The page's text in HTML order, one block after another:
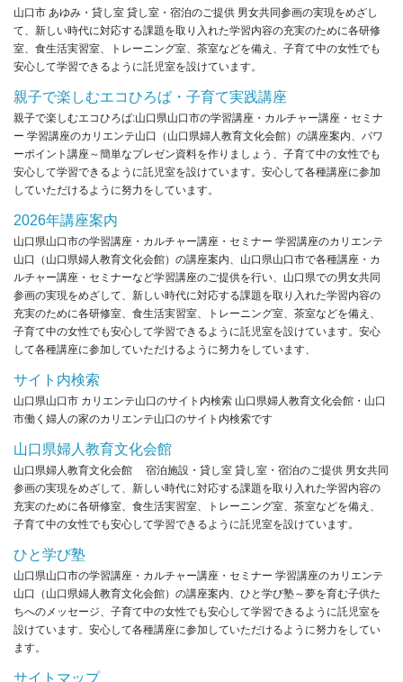
山口市 あゆみ・貸し室 貸し室・宿泊のご提供 男女共同参画の実現をめざし
て、新しい時代に対応する課題を取り入れた学習内容の充実のために各研修
室、食生活実習室、トレーニング室、茶室などを備え、子育て中の女性でも
安心して学習できるように託児室を設けています。
親子で楽しむエコひろば・子育て実践講座
親子で楽しむエコひろば:山口県山口市の学習講座・カルチャー講座・セミナ
ー 学習講座のカリエンテ山口（山口県婦人教育文化会館）の講座案内、パワ
ーポイント講座～簡単なプレゼン資料を作りましょう、子育て中の女性でも
安心して学習できるように託児室を設けています。安心して各種講座に参加
していただけるように努力をしています。
2026年講座案内
山口県山口市の学習講座・カルチャー講座・セミナー 学習講座のカリエンテ
山口（山口県婦人教育文化会館）の講座案内、山口県山口市で各種講座・カ
ルチャー講座・セミナーなど学習講座のご提供を行い、山口県での男女共同
参画の実現をめざして、新しい時代に対応する課題を取り入れた学習内容の
充実のために各研修室、食生活実習室、トレーニング室、茶室などを備え、
子育て中の女性でも安心して学習できるように託児室を設けています。安心
して各種講座に参加していただけるように努力をしています、
サイト内検索
山口県山口市 カリエンテ山口のサイト内検索 山口県婦人教育文化会館・山口
市働く婦人の家のカリエンテ山口のサイト内検索です
山口県婦人教育文化会館
山口県婦人教育文化会館 宿泊施設・貸し室 貸し室・宿泊のご提供 男女共同
参画の実現をめざして、新しい時代に対応する課題を取り入れた学習内容の
充実のために各研修室、食生活実習室、トレーニング室、茶室などを備え、
子育て中の女性でも安心して学習できるように託児室を設けています。
ひと学び塾
山口県山口市の学習講座・カルチャー講座・セミナー 学習講座のカリエンテ
山口（山口県婦人教育文化会館）の講座案内、ひと学び塾～夢を育む子供た
ちへのメッセージ、子育て中の女性でも安心して学習できるように託児室を
設けています。安心して各種講座に参加していただけるように努力をしてい
ます。
サイトマップ